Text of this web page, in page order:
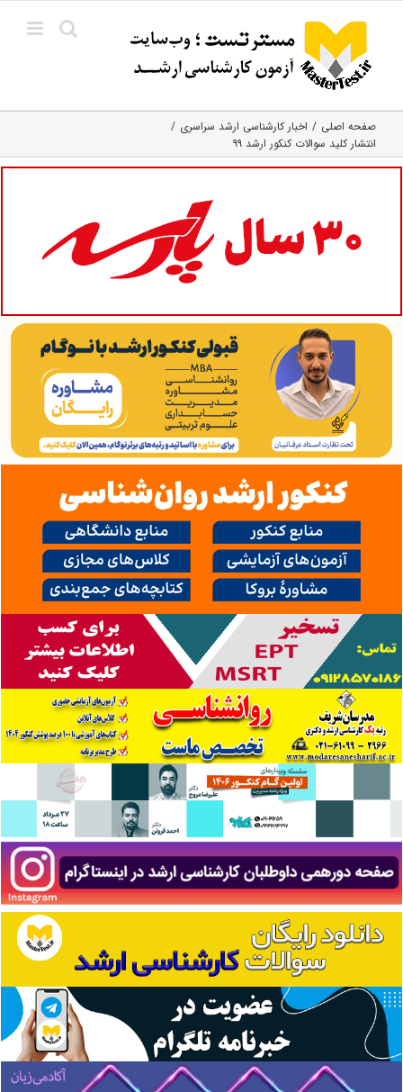
content
صفحه اصلی
اخبار کارشناسی ارشد سراسری
انتشار کلید سوالات کنکور ارشد ۹۹